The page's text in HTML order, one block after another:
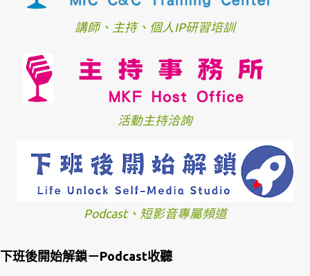
講師、主持、個人IP研習培訓
活動主持洽詢
Podcast、短影音專屬頻道
下班後開始解鎖－Podcast收聽